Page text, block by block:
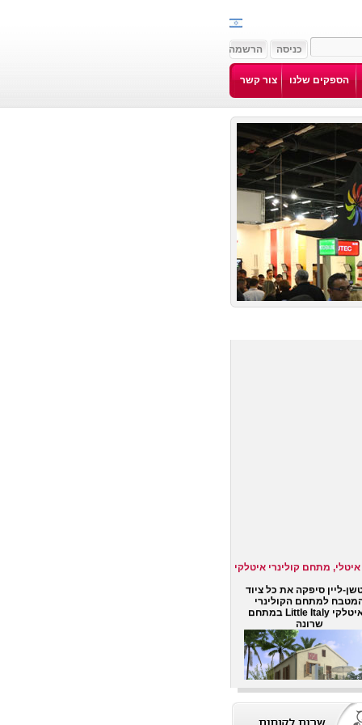
הספקים שלנו צור קשר
למתחם הקולינרי
האיטלקי Little Italy במתחם
שרונה